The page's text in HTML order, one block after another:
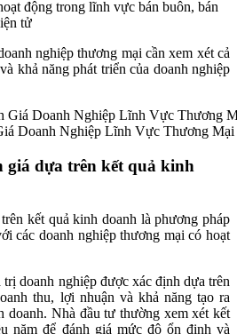
động trong lĩnh vực bán buôn, bán
tử
nghiệp thương mại cần xem xét cả
khả năng phát triển của doanh nghiệp
Doanh Nghiệp Lĩnh Vực Thương
giá dựa trên kết quả kinh
kết quả kinh doanh là phương pháp
các doanh nghiệp thương mại có hoạt
doanh nghiệp được xác định dựa trên
thu, lợi nhuận và khả năng tạo ra
doanh. Nhà đầu tư thường xem xét kết
năm để đánh giá mức độ ổn định và